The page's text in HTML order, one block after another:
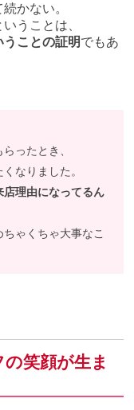
かない。
うことは、
うことの証明でもあ
ったとき、
なりました。
店理由になってるん
ゃくちゃ大事なこ
笑顔が生ま